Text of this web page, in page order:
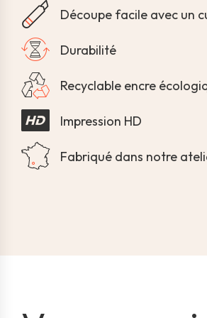
Découpe facile avec un
Durabilité
Recyclable encre
Impression HD
Fabriqué dans notre